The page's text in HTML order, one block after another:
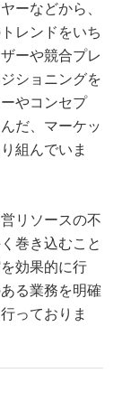
ーなどから、
レンドをいち
ーや競合プレ
ショニングを
やコンセプ
だ、マーケッ
組んでいま
リソースの不
巻き込むこと
効果的に行
る業務を明確
っておりま